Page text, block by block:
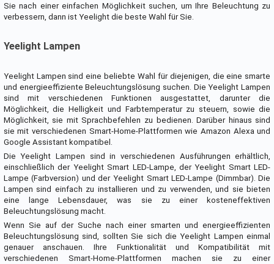
Sie nach einer einfachen Möglichkeit suchen, um Ihre Beleuchtung zu
verbessern, dann ist Yeelight die beste Wahl für Sie.
Yeelight Lampen
Yeelight Lampen sind eine beliebte Wahl für diejenigen, die eine smarte
und energieeffiziente Beleuchtungslösung suchen. Die Yeelight Lampen
sind mit verschiedenen Funktionen ausgestattet, darunter die
Möglichkeit, die Helligkeit und Farbtemperatur zu steuern, sowie die
Möglichkeit, sie mit Sprachbefehlen zu bedienen. Darüber hinaus sind
sie mit verschiedenen Smart-Home-Plattformen wie Amazon Alexa und
Google Assistant kompatibel.
Die Yeelight Lampen sind in verschiedenen Ausführungen erhältlich,
einschließlich der Yeelight Smart LED-Lampe, der Yeelight Smart LED-
Lampe (Farbversion) und der Yeelight Smart LED-Lampe (Dimmbar). Die
Lampen sind einfach zu installieren und zu verwenden, und sie bieten
eine lange Lebensdauer, was sie zu einer kosteneffektiven
Beleuchtungslösung macht.
Wenn Sie auf der Suche nach einer smarten und energieeffizienten
Beleuchtungslösung sind, sollten Sie sich die Yeelight Lampen einmal
genauer anschauen. Ihre Funktionalität und Kompatibilität mit
verschiedenen Smart-Home-Plattformen machen sie zu einer